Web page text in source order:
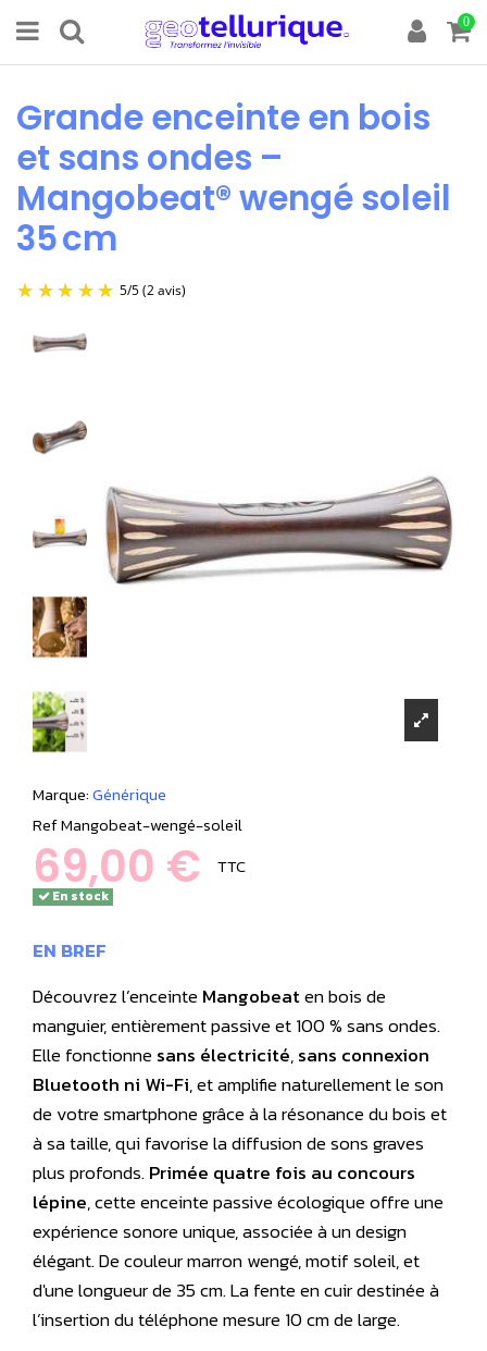
0
Grande enceinte en bois
et sans ondes –
Mangobeat® wengé soleil
35 cm
Marque:Générique
RefMangobeat-wengé-soleil
69,00 € TTC
En stock
EN BREF
Découvrez l’enceinteMangobeaten bois de
manguier, entièrement passive et 100 % sans ondes.
Elle fonctionnesans électricité,sans connexion
Bluetooth ni Wi-Fi, et amplifie naturellement le son
de votre smartphone grâce à la résonance du bois et
à sa taille, qui favorise la diffusion de sons graves
plus profonds.Primée quatre fois au concours
lépine, cette enceinte passive écologique offre une
expérience sonore unique, associée à un design
élégant. De couleur marron wengé, motif soleil, et
d'une longueur de 35 cm. La fente en cuir destinée à
l’insertion du téléphone mesure 10 cm de large.